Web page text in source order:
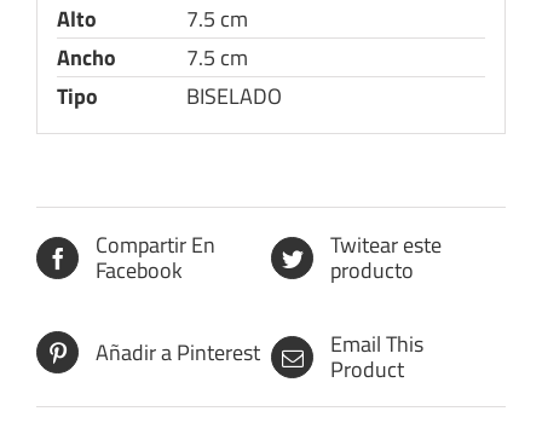
Alto
7.5 cm
Ancho
7.5 cm
Tipo
BISELADO
Compartir En
Facebook
Twitear este
producto
Añadir a Pinterest Email This
Product